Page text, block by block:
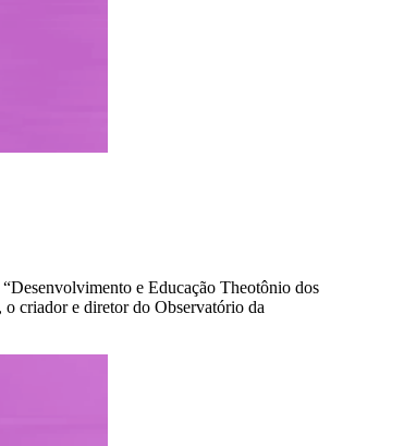
e Educação Theotônio dos
criador e diretor do Observatório da